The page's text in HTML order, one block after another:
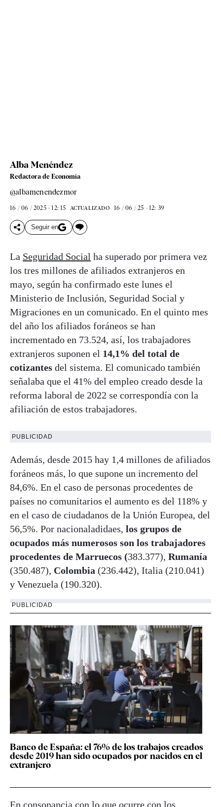
Alba Menéndez
Redactora de Economía
@albamenendezmor
16 / 06 / 2025 - 12: 15 ACTUALIZADO 16 / 06 / 25 - 12: 39
Seguir en
La Seguridad Social ha superado por primera vez
los tres millones de afiliados extranjeros en
mayo, según ha confirmado este lunes el
Ministerio de Inclusión, Seguridad Social y
Migraciones en un comunicado. En el quinto mes
del año los afiliados foráneos se han
incrementado en 73.524, así, los trabajadores
extranjeros suponen el 14,1% del total de
cotizantes del sistema. El comunicado también
señalaba que el 41% del empleo creado desde la
reforma laboral de 2022 se correspondía con la
afiliación de estos trabajadores.
PUBLICIDAD
Además, desde 2015 hay 1,4 millones de afiliados
foráneos más, lo que supone un incremento del
84,6%. En el caso de personas procedentes de
países no comunitarios el aumento es del 118% y
en el caso de ciudadanos de la Unión Europea, del
56,5%. Por nacionaladidaes, los grupos de
ocupados más numerosos son los trabajadores
procedentes de Marruecos (383.377), Rumanía
(350.487), Colombia (236.442), Italia (210.041)
y Venezuela (190.320).
PUBLICIDAD
Banco de España: el 76% de los trabajos creados
desde 2019 han sido ocupados por nacidos en el
extranjero
En consonancia con lo que ocurre con los